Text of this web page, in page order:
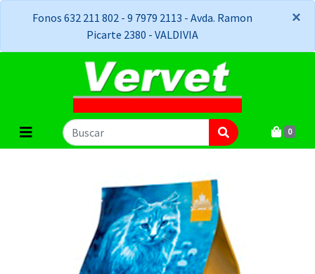
Fonos 632 211 802 - 9 7979 2113 - Avda. Ramon
Picarte 2380 - VALDIVIA
×
×
0